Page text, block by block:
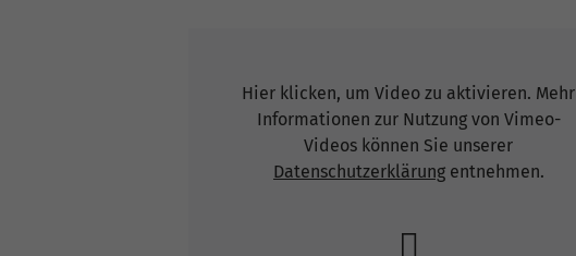
Hier klicken, um Video zu aktivieren. Mehr
Informationen zur Nutzung von Vimeo-
Videos können Sie unserer
Datenschutzerklärungentnehmen.